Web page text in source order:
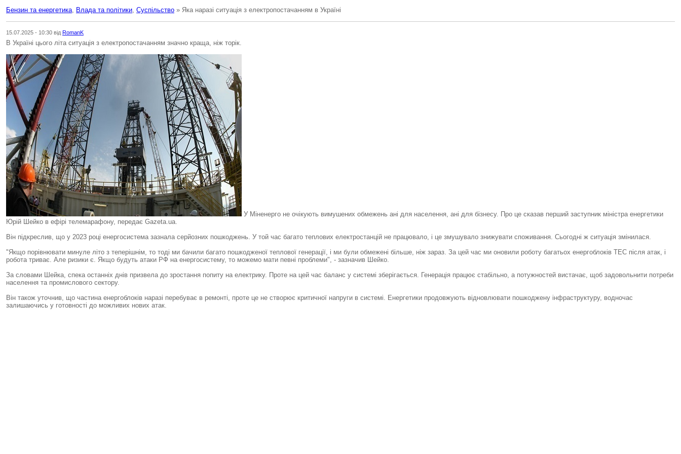
Бензин та енергетика, Влада та політики, Суспільство » Яка наразі ситуація з електропостачанням в Україні
15.07.2025 - 10:30 від RomanK
В Україні цього літа ситуація з електропостачанням значно краща, ніж торік.
У Міненерго не очікують вимушених обмежень ані для населення, ані для бізнесу. Про це сказав перший заступник міністра енергетики
Юрій Шейко в ефірі телемарафону, передає Gazeta.ua.
Він підкреслив, що у 2023 році енергосистема зазнала серйозних пошкоджень. У той час багато теплових електростанцій не працювало, і це змушувало знижувати споживання. Сьогодні ж ситуація змінилася.
"Якщо порівнювати минуле літо з теперішнім, то тоді ми бачили багато пошкодженої теплової генерації, і ми були обмежені більше, ніж зараз. За цей час ми оновили роботу багатьох енергоблоків ТЕС після атак, і
робота триває. Але ризики є. Якщо будуть атаки РФ на енергосистему, то можемо мати певні проблеми", - зазначив Шейко.
За словами Шейка, спека останніх днів призвела до зростання попиту на електрику. Проте на цей час баланс у системі зберігається. Генерація працює стабільно, а потужностей вистачає, щоб задовольнити потреби
населення та промислового сектору.
Він також уточнив, що частина енергоблоків наразі перебуває в ремонті, проте це не створює критичної напруги в системі. Енергетики продовжують відновлювати пошкоджену інфраструктуру, водночас
залишаючись у готовності до можливих нових атак.